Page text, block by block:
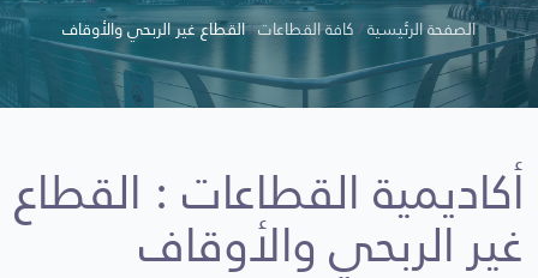
الصفحة الرئيسية كافة القطاعات القطاع غير الربحي والأوقاف
أكاديمية القطاعات : القطاع
غير الربحي والأوقاف